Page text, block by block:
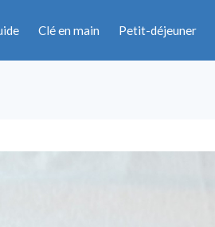
Clé en main Petit-déjeuner